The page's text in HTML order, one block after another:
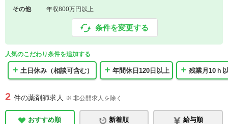
その他
年収800万円以上
条件を変更する
人気のこだわり条件を追加する
土日休み（相談可含む） 年間休日120日以上 残業月10ｈ
2 件の薬剤師求人 ※ 非公開求人を除く
おすすめ順 新着順 給与順